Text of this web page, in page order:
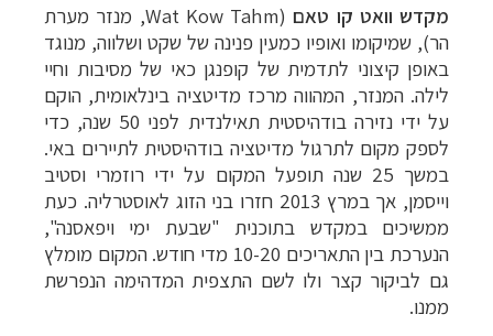
מקדש וואט קו טאם (
Wat Kow Tahm, מנזר מערת
הר), שמיקומו ואופיו כמעין פנינה של שקט ושלווה, מנוגד
באופן קיצוני לתדמית של קופנגן כאי של מסיבות וחיי
לילה. המנזר, המהווה מרכז מדיטציה בינלאומית, הוקם
על ידי נזירה בודהיסטית תאילנדית לפני 50 שנה, כדי
לספק מקום לתרגול מדיטציה בודהיסטית לתיירים באי.
במשך 25 שנה תופעל המקום על ידי רוזמרי וסטיב
וייסמן, אך במרץ 2013 חזרו בני הזוג לאוסטרליה. כעת
ממשיכים במקדש בתוכנית "שבעת ימי ויפאסנה",
הנערכת בין התאריכים 10-20 מדי חודש. המקום מומלץ
גם לביקור קצר ולו לשם התצפית המדהימה הנפרשת
ממנו.